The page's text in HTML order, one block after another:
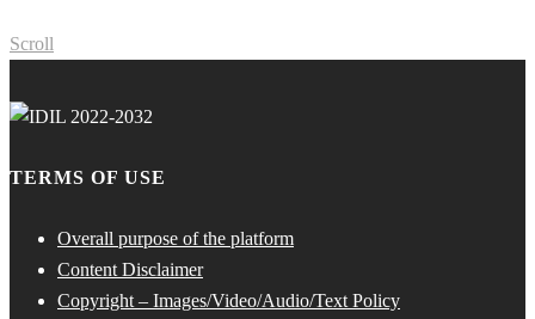
Scroll
TERMS OF USE
Overall purpose of the platform
Content Disclaimer
Copyright – Images/Video/Audio/Text Policy